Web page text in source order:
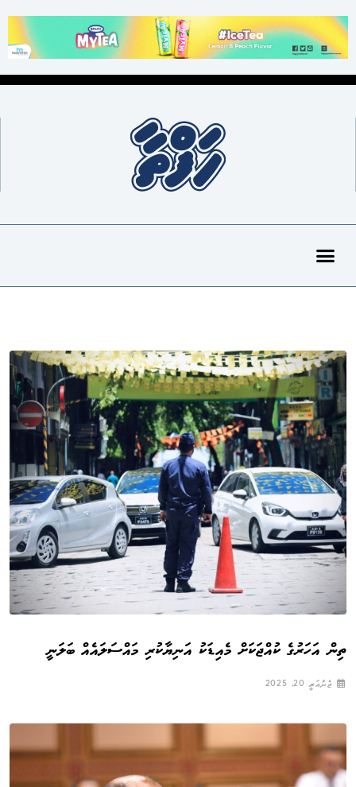
ތިން އަހަރުގެ ކުއްޖަކަށް މެއިޑަކު އަނިޔާކުރި މައްސަލައެއް ބަލަނީ
ޖެނުއަރީ 20, 2025